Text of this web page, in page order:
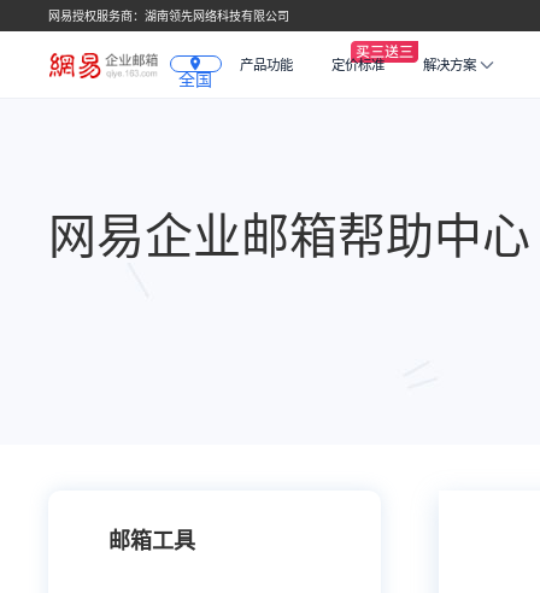
网易授权服务商：湖南领先网络科技有限公司
全国
产品功能 定价标准 解决方案
网易企业邮箱帮助中心
邮箱工具